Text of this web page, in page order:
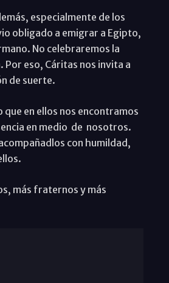
especialmente de los
obligado a emigrar a Egipto,
No celebraremos la
Por eso, Cáritas nos invita a
de suerte.
en ellos nos encontramos
en medio de nosotros.
con humildad,
más fraternos y más